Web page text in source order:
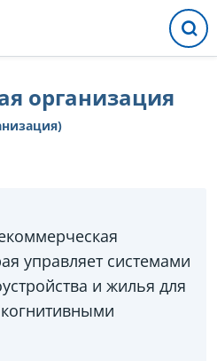
организация
управляет системами
и жилья для